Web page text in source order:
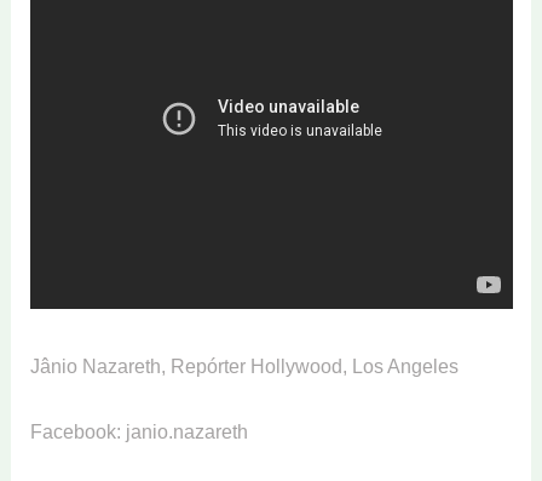
Jânio Nazareth, Repórter Hollywood, Los Angeles
Facebook: janio.nazareth